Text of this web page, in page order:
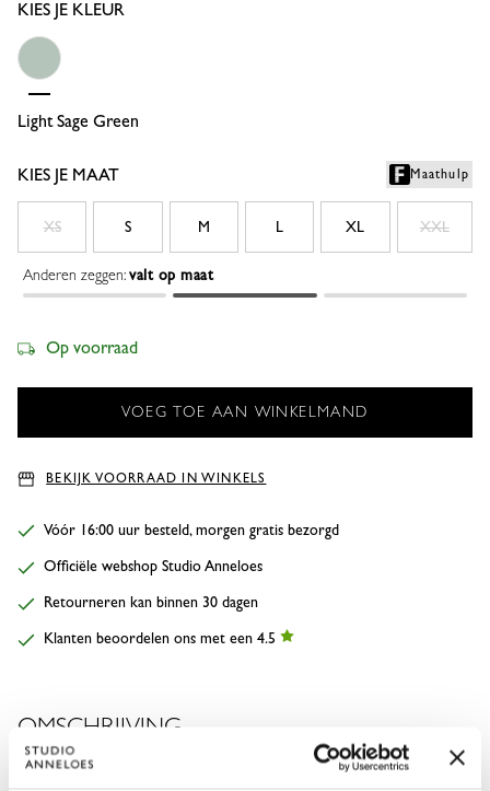
KIES JE KLEUR
Light Sage Green
KIES JE MAAT Maathulp
XS S M L XL XXL
Anderen zeggen:valt op maat
Op voorraad
BEKIJK VOORRAAD IN WINKELS
Vóór 16:00 uur besteld, morgen gratis bezorgd
Officiële webshop Studio Anneloes
Retourneren kan binnen 30 dagen
Klanten beoordelen ons met een 4.5
OMSCHRIJVING